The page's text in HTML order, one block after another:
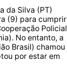
da Silva (PT)
(9) para cumprir
Policial
No entanto, a
Brasil) chamou
por estar em